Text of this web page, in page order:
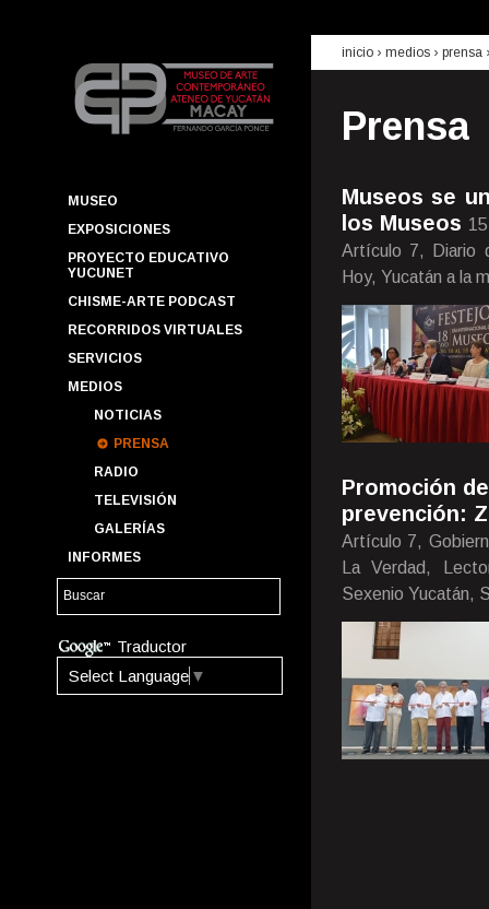
MUSEO
EXPOSICIONES
PROYECTO EDUCATIVO
YUCUNET
CHISME-ARTE PODCAST
RECORRIDOS VIRTUALES
SERVICIOS
MEDIOS
NOTICIAS
PRENSA
RADIO
TELEVISIÓN
GALERÍAS
INFORMES
Traductor
Select Language ▼
inicio › medios › prensa
Prensa
Museos se
los Museos
Artículo 7, Diario
Hoy, Yucatán a la
Promoción
prevención:
Artículo 7,
La Verdad,
Sexenio Yucatán,